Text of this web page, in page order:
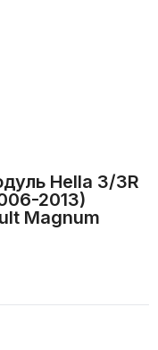
Hella 3/3R
2013)
Magnum